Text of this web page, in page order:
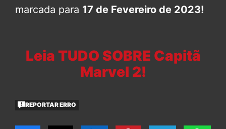
marcada para 17 de Fevereiro de 2023!
Leia TUDO SOBRE Capitã
Marvel 2!
REPORTAR ERRO